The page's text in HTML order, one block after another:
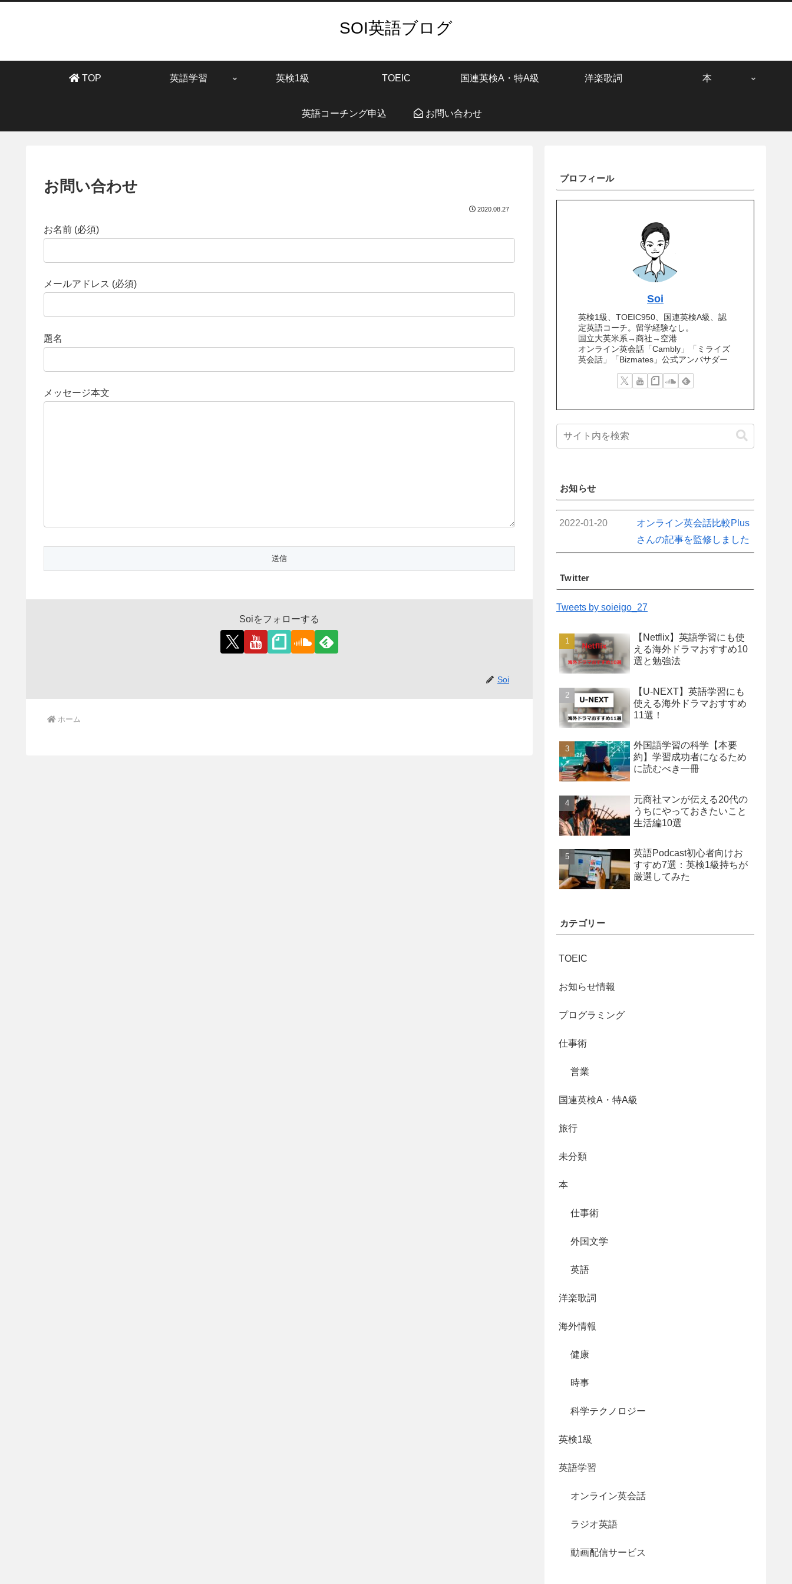
SOI英語ブログ
TOP 英語学習 英検1級 TOEIC 国連英検A・特A級 洋楽歌詞 本
英語コーチング申込 お問い合わせ
お問い合わせ
2020.08.27
お名前 (必須)
メールアドレス (必須)
題名
メッセージ本文
Soiをフォローする
Soi
ホーム
プロフィール
Soi
英検1級、TOEIC950、国連英検A級、認
定英語コーチ。留学経験なし。
国立大英米系→商社→空港
オンライン英会話「Cambly」「ミライズ
英会話」「Bizmates」公式アンバサダー
お知らせ
2022-01-20
オンライン英会話比較Plus
さんの記事を監修しました
Twitter
Tweets by soieigo_27
【Netflix】英語学習にも使
える海外ドラマおすすめ10
選と勉強法
【U-NEXT】英語学習にも
使える海外ドラマおすすめ
11選！
外国語学習の科学【本要
約】学習成功者になるため
に読むべき一冊
元商社マンが伝える20代の
うちにやっておきたいこと
生活編10選
英語Podcast初心者向けお
すすめ7選：英検1級持ちが
厳選してみた
カテゴリー
TOEIC
お知らせ情報
プログラミング
仕事術
営業
国連英検A・特A級
旅行
未分類
本
仕事術
外国文学
英語
洋楽歌詞
海外情報
健康
時事
科学テクノロジー
英検1級
英語学習
オンライン英会話
ラジオ英語
動画配信サービス